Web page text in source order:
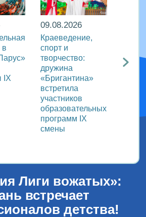
в
IX
09.08.2026
Краеведение,
спорт и
творчество:
дружина
«Бригантина»
встретила
участников
образовательных
программ IX
смены
Лиги вожатых»:
встречает
детства!